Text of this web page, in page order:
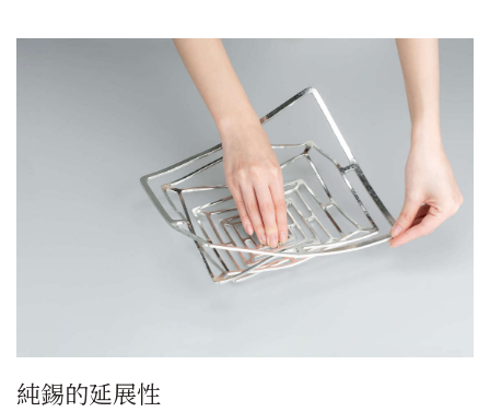
純錫的延展性